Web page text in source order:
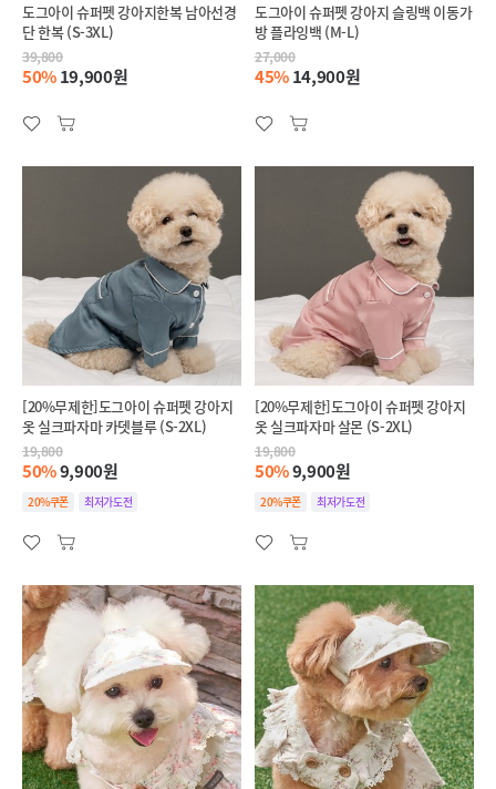
도그아이 슈퍼펫 강아지한복 남아선경
단 한복 (S-3XL)
39,800
50%19,900원
도그아이 슈퍼펫 강아지 슬링백 이동가
방 플라잉백 (M-L)
27,000
45%14,900원
[20%무제한]도그아이 슈퍼펫 강아지
옷 실크파자마 카뎃블루 (S-2XL)
19,800
50%9,900원
20%쿠폰 최저가도전
[20%무제한]도그아이 슈퍼펫 강아지
옷 실크파자마 살몬 (S-2XL)
19,800
50%9,900원
20%쿠폰 최저가도전